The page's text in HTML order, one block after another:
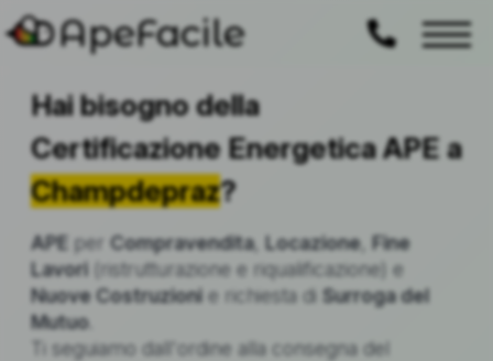
ApeFacile
Hai bisogno della
Certificazione Energetica APE a
Champdepraz?
APE per Compravendita, Locazione Fine
Lavori (ristrutturazione e riqualificazione) e
Nuove Costruzioni e richiesta di Surroga del
Mutuo.
Ti seguiamo dall'ordine alla consegna del